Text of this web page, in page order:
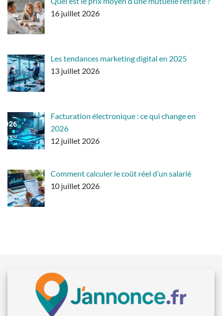
16 juillet 2026
Les tendances marketing digital en 2025
13 juillet 2026
Facturation électronique : ce qui change en
2026
12 juillet 2026
Comment calculer le coût réel d’un salarié
10 juillet 2026